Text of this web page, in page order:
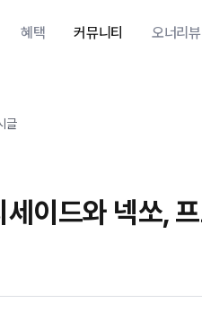
혜택 커뮤니티 오너리뷰
글
이드와 넥쏘,